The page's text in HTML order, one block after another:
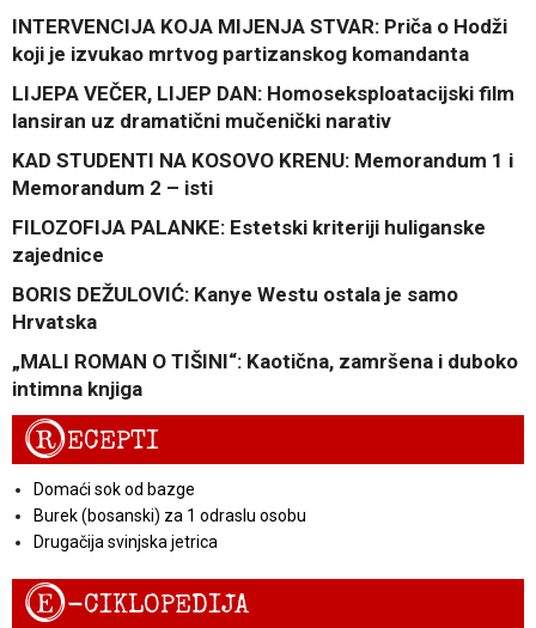
INTERVENCIJA KOJA MIJENJA STVAR: Priča o Hodži
koji je izvukao mrtvog partizanskog komandanta
LIJEPA VEČER, LIJEP DAN: Homoseksploatacijski film
lansiran uz dramatični mučenički narativ
KAD STUDENTI NA KOSOVO KRENU: Memorandum 1 i
Memorandum 2 – isti
FILOZOFIJA PALANKE: Estetski kriteriji huliganske
zajednice
BORIS DEŽULOVIĆ: Kanye Westu ostala je samo
Hrvatska
„MALI ROMAN O TIŠINI“: Kaotična, zamršena i duboko
intimna knjiga
RECEPTI
Domaći sok od bazge
Burek (bosanski) za 1 odraslu osobu
Drugačija svinjska jetrica
E-CIKLOPEDIJA